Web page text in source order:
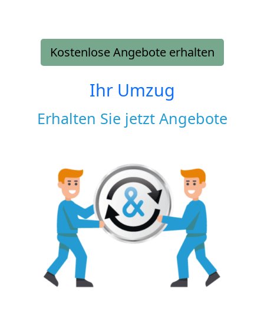
Kostenlose Angebote erhalten
Ihr Umzug
Erhalten Sie jetzt Angebote